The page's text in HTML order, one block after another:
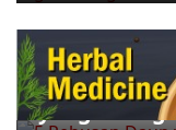
5 Rebusan
Bantu
yang Paling